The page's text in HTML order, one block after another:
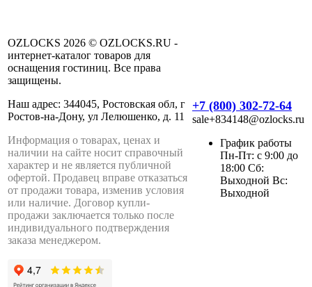
OZLOCKS 2026 © OZLOCKS.RU -
интернет-каталог товаров для
оснащения гостиниц. Все права
защищены.
Наш адрес: 344045, Ростовская обл, г
Ростов-на-Дону, ул Лелюшенко, д. 11
Информация о товарах, ценах и
наличии на сайте носит справочный
характер и не является публичной
офертой. Продавец вправе отказаться
от продажи товара, изменив условия
или наличие. Договор купли-
продажи заключается только после
индивидуального подтверждения
заказа менеджером.
+7 (800) 302-72-64
sale+834148@ozlocks.ru
График работы
Пн-Пт: с 9:00 до
18:00 Сб:
Выходной Вс:
Выходной